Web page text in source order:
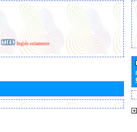
Inglés solamente